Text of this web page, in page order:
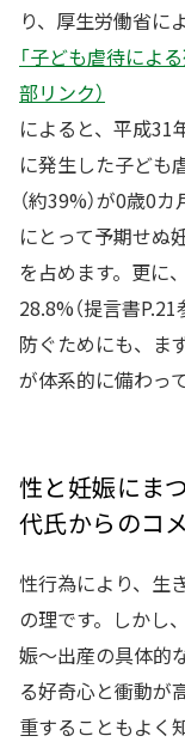
り、厚生労働省に
「子ども虐待によ
部リンク）
によると、平成31
に発生した子ども
（約39%）が0歳0
にとって予期せぬ
を占めます。更に
28.8%（提言書
防ぐためにも、ま
が体系的に備わっ
性と妊娠にま
代氏からのコメ
性行為により、生
の理です。しかし
娠～出産の具体的
る好奇心と衝動が
重することもよく